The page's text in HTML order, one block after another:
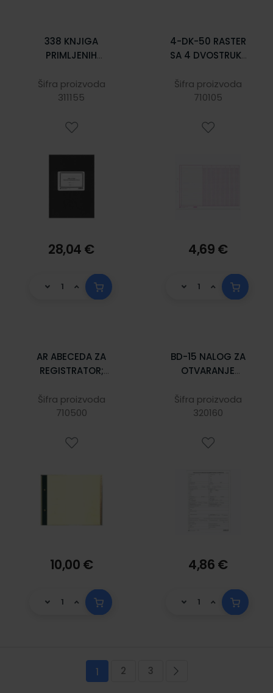
338 KNJIGA
PRIMLJENIH
POŠILJKI; Knjiga
200 stranica, 24 x
Šifra proizvoda
311155
28,04 €
4-DK-50 RASTER
SA 4 DVOSTRUKE
listova, 40 x 29,5
cm
Šifra proizvoda
710105
4,69 €
AR ABECEDA ZA
REGISTRATOR;
listova, 23 x 19 cm
Šifra proizvoda
710500
10,00 €
BD-15 NALOG ZA
OTVARANJE
AKREDITIVA; Blok
100 listova, 21 x
Šifra proizvoda
320160
4,86 €
Stranica
Trenutno pregledavate stranicu
1 Stranica
2 Stranica
3